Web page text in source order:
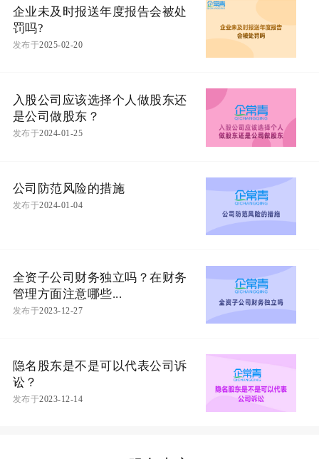
企业未及时报送年度报告会被处
罚吗?
发布于2025-02-20
入股公司应该选择个人做股东还
是公司做股东？
发布于2024-01-25
公司防范风险的措施
发布于2024-01-04
全资子公司财务独立吗？在财务
管理方面注意哪些...
发布于2023-12-27
隐名股东是不是可以代表公司诉
讼？
发布于2023-12-14